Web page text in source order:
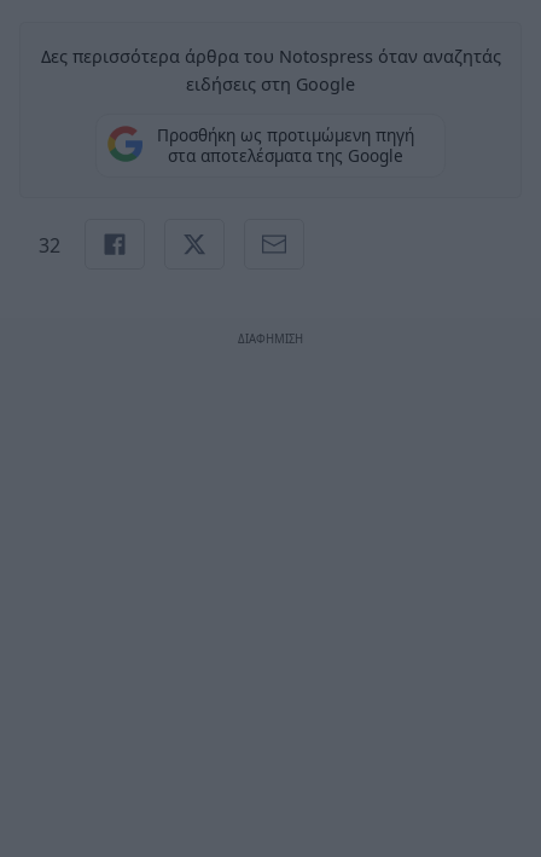
Δες περισσότερα άρθρα του Notospress όταν αναζητάς
ειδήσεις στη Google
Προσθήκη ως προτιμώμενη πηγή
στα αποτελέσματα της Google
32